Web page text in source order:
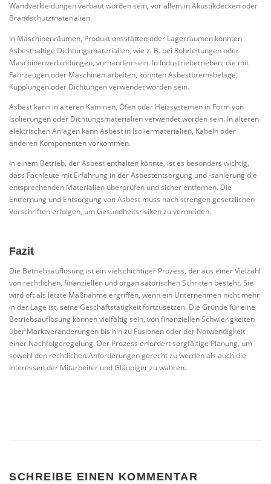
Wandverkleidungen verbaut worden sein, vor allem in Akustikdecken oder
Brandschutzmaterialien.
In Maschinenräumen, Produktionsstätten oder Lagerräumen könnten
Asbesthaltige Dichtungsmaterialien, wie z. B. bei Rohrleitungen oder
Maschinenverbindungen, vorhanden sein. In Industriebetrieben, die mit
Fahrzeugen oder Maschinen arbeiten, könnten Asbestbremsbeläge,
Kupplungen oder Dichtungen verwendet worden sein.
Asbest kann in älteren Kaminen, Öfen oder Heizsystemen in Form von
Isolierungen oder Dichtungsmaterialien verwendet worden sein. In älteren
elektrischen Anlagen kann Asbest in Isoliermaterialien, Kabeln oder
anderen Komponenten vorkommen.
In einem Betrieb, der Asbest enthalten könnte, ist es besonders wichtig,
dass Fachleute mit Erfahrung in der Asbestentsorgung und -sanierung die
entsprechenden Materialien überprüfen und sicher entfernen. Die
Entfernung und Entsorgung von Asbest muss nach strengen gesetzlichen
Vorschriften erfolgen, um Gesundheitsrisiken zu vermeiden.
Fazit
Die Betriebsauflösung ist ein vielschichtiger Prozess, der aus einer Vielzahl
von rechtlichen, finanziellen und organisatorischen Schritten besteht. Sie
wird oft als letzte Maßnahme ergriffen, wenn ein Unternehmen nicht mehr
in der Lage ist, seine Geschäftstätigkeit fortzusetzen. Die Gründe für eine
Betriebsauflösung können vielfältig sein, von finanziellen Schwierigkeiten
über Marktveränderungen bis hin zu Fusionen oder der Notwendigkeit
einer Nachfolgeregelung. Der Prozess erfordert sorgfältige Planung, um
sowohl den rechtlichen Anforderungen gerecht zu werden als auch die
Interessen der Mitarbeiter und Gläubiger zu wahren.
SCHREIBE EINEN KOMMENTAR